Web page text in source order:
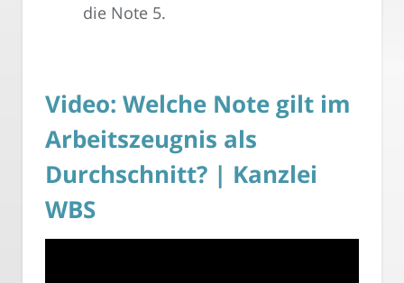
die Note 5.
Video: Welche Note gilt im
Arbeitszeugnis als
Durchschnitt? | Kanzlei
WBS